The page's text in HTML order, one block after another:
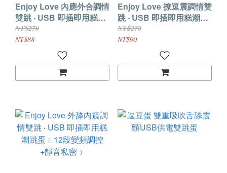
Enjoy Love 內應外合調情
雙跳 ‧ USB 即插即用糕潮
跳蛋﹝12段變頻調控+靜
音私密﹞
NT$270
NT$88
Enjoy Love 撩逗震調情雙
跳 ‧ USB 即插即用糕潮跳
蛋﹝12段變頻調控+靜音
私密﹞
NT$270
NT$90